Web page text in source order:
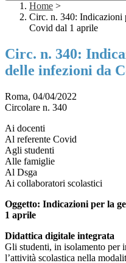
Home >
Circ. n. 340: Indicazioni
Covid dal 1 aprile
Circ. n. 340:
delle infezioni da
Roma, 04/04/2022
Circolare n. 340
Ai docenti
Al referente Covid
Agli studenti
Alle famiglie
Al Dsga
Ai collaboratori scolastici
Oggetto: Indicazioni per la
1 aprile
Didattica digitale integrata
Gli studenti, in isolamento per
l’attività scolastica nella